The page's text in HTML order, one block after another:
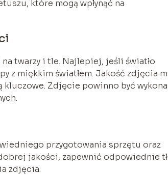
które mogą wpłynąć na
twarzy i tle. Najlepiej, jeśli światło
z miękkim światłem. Jakość zdjęcia
Zdjęcie powinno być
przygotowania sprzętu oraz
jakości, zapewnić odpowiednie
zdjęcia.